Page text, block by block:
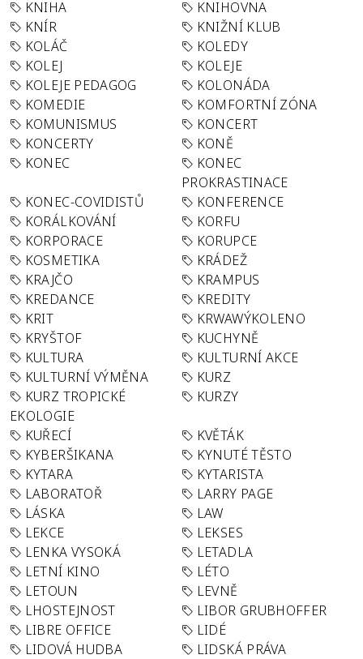
KNIHA
KNIHOVNA
KNÍR
KNIŽNÍ KLUB
KOLÁČ
KOLEDY
KOLEJ
KOLEJE
KOLEJE PEDAGOG
KOLONÁDA
KOMEDIE
KOMFORTNÍ ZÓNA
KOMUNISMUS
KONCERT
KONCERTY
KONĚ
KONEC
KONEC
PROKRASTINACE
KONEC-COVIDISTŮ
KONFERENCE
KORÁLKOVÁNÍ
KORFU
KORPORACE
KORUPCE
KOSMETIKA
KRÁDEŽ
KRAJČO
KRAMPUS
KREDANCE
KREDITY
KRIT
KRWAWÝKOLENO
KRYŠTOF
KUCHYNĚ
KULTURA
KULTURNÍ AKCE
KULTURNÍ VÝMĚNA
KURZ
KURZ TROPICKÉ
EKOLOGIE
KURZY
KUŘECÍ
KVĚTÁK
KYBERŠIKANA
KYNUTÉ TĚSTO
KYTARA
KYTARISTA
LABORATOŘ
LARRY PAGE
LÁSKA
LAW
LEKCE
LEKSES
LENKA VYSOKÁ
LETADLA
LETNÍ KINO
LÉTO
LETOUN
LEVNĚ
LHOSTEJNOST
LIBOR GRUBHOFFER
LIBRE OFFICE
LIDÉ
LIDOVÁ HUDBA
LIDSKÁ PRÁVA